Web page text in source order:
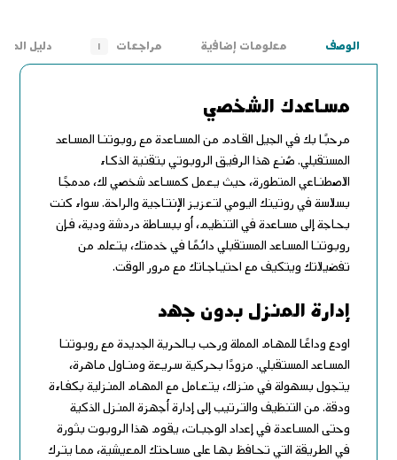
الوصف معلومات إضافية مراجعات ١ دليل
مساعدك الشخصي
مرحبًا بك في الجيل القادم من المساعدة مع روبوتنا المساعد
المستقبلي. صُنع هذا الرفيق الروبوتي بتقنية الذكاء
الاصطناعي المتطورة، حيث يعمل كمساعد شخصي لك، مدمجًا
بسلاسة في روتينك اليومي لتعزيز الإنتاجية والراحة. سواء كنت
بحاجة إلى مساعدة في التنظيم، أو ببساطة دردشة ودية، فإن
روبوتنا المساعد المستقبلي دائمًا في خدمتك، يتعلم من
تفضيلاتك ويتكيف مع احتياجاتك مع مرور الوقت.
إدارة المنزل بدون جهد
اودع وداعًا للمهام المملة ورحب بالحرية الجديدة مع روبوتنا
المساعد المستقبلي. مزودًا بحركية سريعة ومناول ماهرة،
يتجول بسهولة في منزلك، يتعامل مع المهام المنزلية بكفاءة
ودقة. من التنظيف والترتيب إلى إدارة أجهزة المنزل الذكية
وحتى المساعدة في إعداد الوجبات، يقوم هذا الروبوت بثورة
في الطريقة التي تحافظ بها على مساحتك المعيشية، مما يترك